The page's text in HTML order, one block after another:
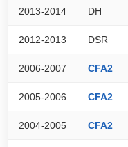
2013-2014 DH
2012-2013 DSR
2006-2007 CFA2
2005-2006 CFA2
2004-2005 CFA2